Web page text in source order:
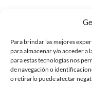
Para brindar las mejores
para almacenar y/o acceder
para estas tecnologías nos
de navegación o
o retirarlo puede afectar
WEB